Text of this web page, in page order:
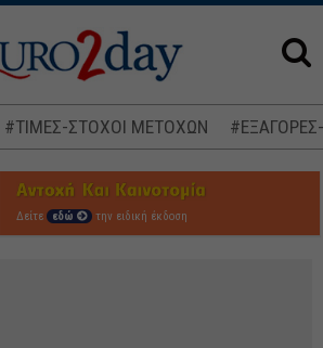
#ΤΙΜΕΣ-ΣΤΟΧΟΙ ΜΕΤΟΧΩΝ
Δείτε εδώ την ειδική έκδοση